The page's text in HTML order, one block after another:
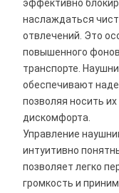
эффективно
наслаждаться
отвлечений. Это
повышенного
транспорте.
обеспечивают
позволяя носить
дискомфорта.
Управление
интуитивно
позволяет легко
громкость и